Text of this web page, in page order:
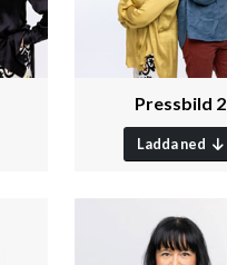
Pressbild 2
Ladda ned